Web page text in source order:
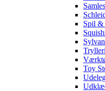
Spil &
Trylleri
Toy